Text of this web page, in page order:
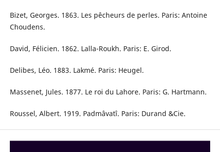
Bizet, Georges. 1863. Les pêcheurs de perles. Paris: Antoine
Choudens.
David, Félicien. 1862. Lalla-Roukh. Paris: E. Girod.
Delibes, Léo. 1883. Lakmé. Paris: Heugel.
Massenet, Jules. 1877. Le roi du Lahore. Paris: G. Hartmann.
Roussel, Albert. 1919. Padmâvatî. Paris: Durand &Cie.